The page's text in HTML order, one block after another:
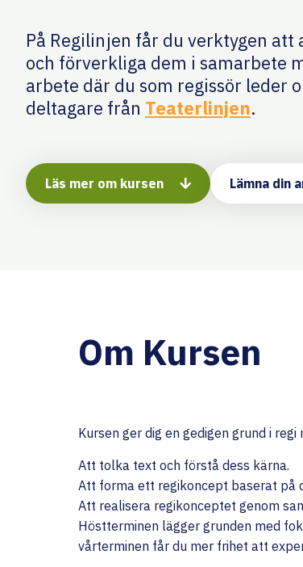
På Regilinjen får du verktygen
och förverkliga dem i samarbete
arbete där du som regissör leder
deltagare från Teaterlinjen.
Läs mer om kursen Lämna din
Om Kursen
Kursen ger dig en gedigen grund i
Att tolka text och förstå dess kärna.
Att forma ett regikoncept baserat på
Att realisera regikonceptet genom
Höstterminen lägger grunden med
vårterminen får du mer frihet att